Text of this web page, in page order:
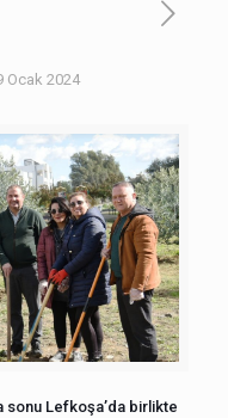
Ocak 2024
sonu Lefkoşa’da birlikte